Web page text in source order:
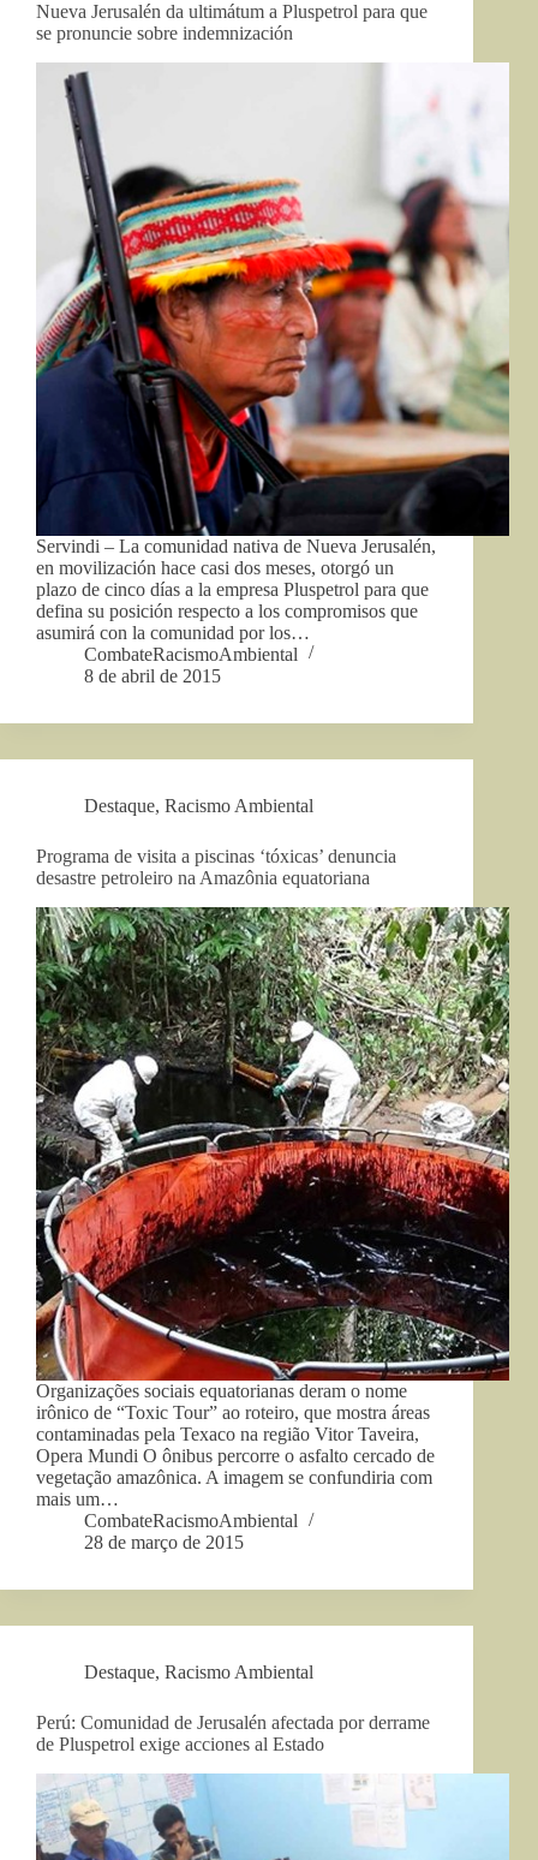
Nueva Jerusalén da ultimátum a Pluspetrol para que
se pronuncie sobre indemnización
Servindi – La comunidad nativa de Nueva Jerusalén,
en movilización hace casi dos meses, otorgó un
plazo de cinco días a la empresa Pluspetrol para que
defina su posición respecto a los compromisos que
asumirá con la comunidad por los…
CombateRacismoAmbiental
8 de abril de 2015
Destaque, Racismo Ambiental
Programa de visita a piscinas ‘tóxicas’ denuncia
desastre petroleiro na Amazônia equatoriana
Organizações sociais equatorianas deram o nome
irônico de “Toxic Tour” ao roteiro, que mostra áreas
contaminadas pela Texaco na região Vitor Taveira,
Opera Mundi O ônibus percorre o asfalto cercado de
vegetação amazônica. A imagem se confundiria com
mais um…
CombateRacismoAmbiental
28 de março de 2015
Destaque, Racismo Ambiental
Perú: Comunidad de Jerusalén afectada por derrame
de Pluspetrol exige acciones al Estado